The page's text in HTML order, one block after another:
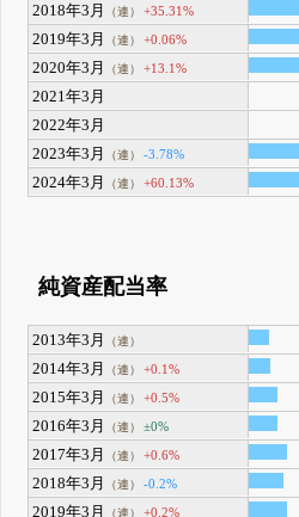
2018年3月
（連） +35.31%
2019年3月
（連） +0.06%
2020年3月
（連） +13.1%
2021年3月
2022年3月
2023年3月
（連） -3.78%
2024年3月
（連） +60.13%
純資産配当率
2013年3月 （連）
2014年3月
（連） +0.1%
2015年3月
（連） +0.5%
2016年3月
（連） ±0%
2017年3月
（連） +0.6%
2018年3月
（連） -0.2%
2019年3月
（連） +0.2%